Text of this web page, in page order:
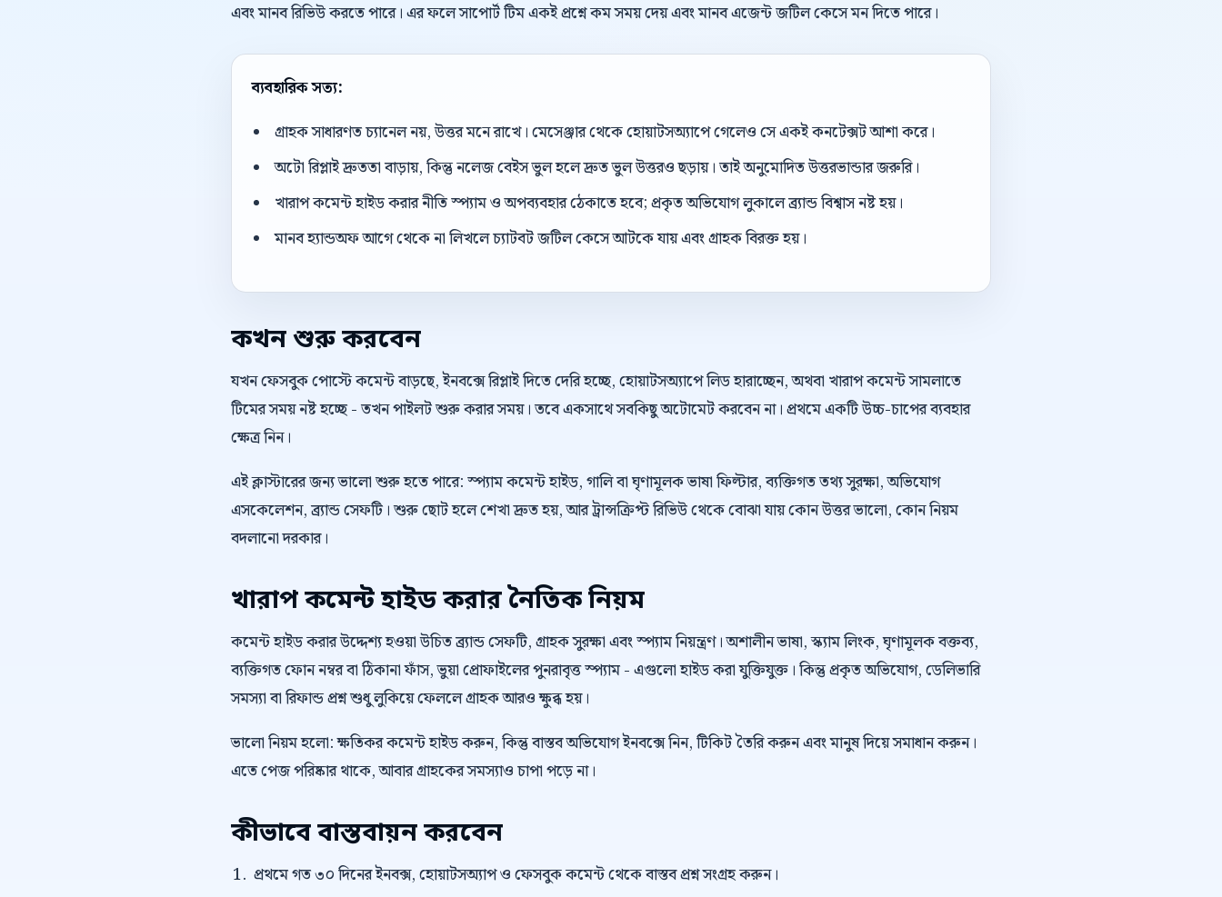
এবং মানব রিভিউ করতে পারে। এর ফলে সাপোর্ট টিম একই প্রশ্নে কম সময় দেয় এবং মানব এজেন্ট জটিল কেসে মন দিতে পারে।
ব্যবহারিক সত্য:
গ্রাহক সাধারণত চ্যানেল নয়, উত্তর মনে রাখে। মেসেঞ্জার থেকে হোয়াটসঅ্যাপে গেলেও সে একই কনটেক্সট আশা করে।
অটো রিপ্লাই দ্রুততা বাড়ায়, কিন্তু নলেজ বেইস ভুল হলে দ্রুত ভুল উত্তরও ছড়ায়। তাই অনুমোদিত উত্তরভান্ডার জরুরি।
খারাপ কমেন্ট হাইড করার নীতি স্প্যাম ও অপব্যবহার ঠেকাতে হবে; প্রকৃত অভিযোগ লুকালে ব্র্যান্ড বিশ্বাস নষ্ট হয়।
মানব হ্যান্ডঅফ আগে থেকে না লিখলে চ্যাটবট জটিল কেসে আটকে যায় এবং গ্রাহক বিরক্ত হয়।
কখন শুরু করবেন
যখন ফেসবুক পোস্টে কমেন্ট বাড়ছে, ইনবক্সে রিপ্লাই দিতে দেরি হচ্ছে, হোয়াটসঅ্যাপে লিড হারাচ্ছেন, অথবা খারাপ কমেন্ট সামলাতে
টিমের সময় নষ্ট হচ্ছে - তখন পাইলট শুরু করার সময়। তবে একসাথে সবকিছু অটোমেট করবেন না। প্রথমে একটি উচ্চ-চাপের ব্যবহার
ক্ষেত্র নিন।
এই ক্লাস্টারের জন্য ভালো শুরু হতে পারে: স্প্যাম কমেন্ট হাইড, গালি বা ঘৃণামূলক ভাষা ফিল্টার, ব্যক্তিগত তথ্য সুরক্ষা, অভিযোগ
এসকেলেশন, ব্র্যান্ড সেফটি। শুরু ছোট হলে শেখা দ্রুত হয়, আর ট্রান্সক্রিপ্ট রিভিউ থেকে বোঝা যায় কোন উত্তর ভালো, কোন নিয়ম
বদলানো দরকার।
খারাপ কমেন্ট হাইড করার নৈতিক নিয়ম
কমেন্ট হাইড করার উদ্দেশ্য হওয়া উচিত ব্র্যান্ড সেফটি, গ্রাহক সুরক্ষা এবং স্প্যাম নিয়ন্ত্রণ। অশালীন ভাষা, স্ক্যাম লিংক, ঘৃণামূলক বক্তব্য,
ব্যক্তিগত ফোন নম্বর বা ঠিকানা ফাঁস, ভুয়া প্রোফাইলের পুনরাবৃত্ত স্প্যাম - এগুলো হাইড করা যুক্তিযুক্ত। কিন্তু প্রকৃত অভিযোগ, ডেলিভারি
সমস্যা বা রিফান্ড প্রশ্ন শুধু লুকিয়ে ফেললে গ্রাহক আরও ক্ষুব্ধ হয়।
ভালো নিয়ম হলো: ক্ষতিকর কমেন্ট হাইড করুন, কিন্তু বাস্তব অভিযোগ ইনবক্সে নিন, টিকিট তৈরি করুন এবং মানুষ দিয়ে সমাধান করুন।
এতে পেজ পরিষ্কার থাকে, আবার গ্রাহকের সমস্যাও চাপা পড়ে না।
কীভাবে বাস্তবায়ন করবেন
প্রথমে গত ৩০ দিনের ইনবক্স, হোয়াটসঅ্যাপ ও ফেসবুক কমেন্ট থেকে বাস্তব প্রশ্ন সংগ্রহ করুন।